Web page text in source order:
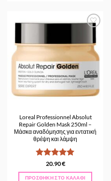
Αγαπημένα
Loreal Professionnel Absolut
Repair Golden Mask 250ml –
Μάσκα αναδόμησης για εντατική
θρέψη και λάμψη
Βαθμολογήθηκε
με5από 5
20.90€
ΠΡΟΣΘΉΚΗ ΣΤΟ ΚΑΛΆΘΙ